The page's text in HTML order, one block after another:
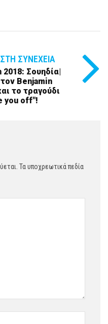
ΣΥΝΈΧΕΙΑ
Σουηδία|
Benjamin
το τραγούδι
you off"!
Τα υποχρεωτικά πεδία